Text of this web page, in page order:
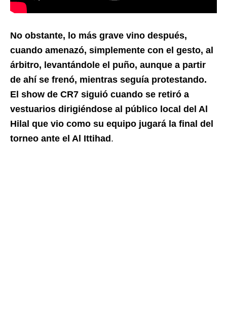
No obstante, lo más grave vino después,
cuando amenazó, simplemente con el gesto, al
árbitro, levantándole el puño, aunque a partir
de ahí se frenó, mientras seguía protestando.
El show de CR7 siguió cuando se retiró a
vestuarios dirigiéndose al público local del Al
Hilal que vio como su equipo jugará la final del
torneo ante el Al Ittihad .